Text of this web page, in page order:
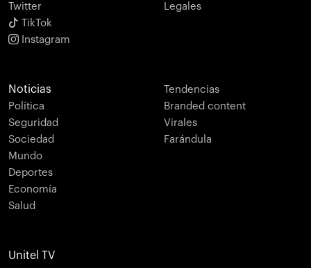
Twitter
TikTok
Instagram
Legales
Noticias
Política
Seguridad
Sociedad
Mundo
Deportes
Economía
Salud
Tendencias
Branded content
Virales
Farándula
Unitel TV